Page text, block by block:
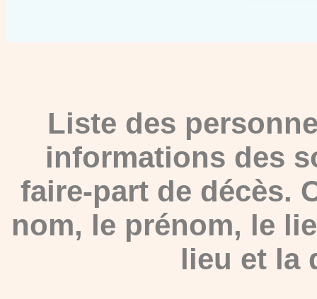
Liste des
informations des
faire-part de décès.
nom, le prénom, le
lieu et la